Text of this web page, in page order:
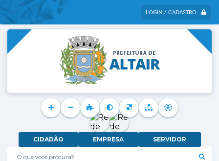
LOGIN / CADASTRO
O que voce procura?
CIDADÃO EMPRESA SERVIDOR